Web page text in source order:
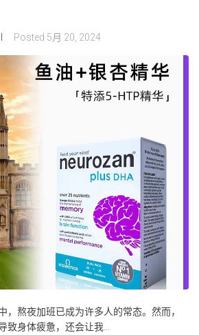
Posted 5月 20, 2024
，熬夜加班已成为许多人的常态。然而，
身体疲惫，还会让我...